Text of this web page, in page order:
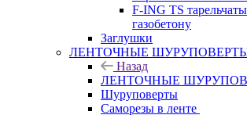
F-ING TS
газобетону
Заглушки
ЛЕНТОЧНЫЕ
Назад
ЛЕНТОЧНЫЕ
Шуруповерты
Саморезы в ленте